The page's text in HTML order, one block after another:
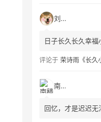
刘看山
日子长久长久幸福
评论于 荣诗雨《长久小有
南穑
回忆，才是迟迟无